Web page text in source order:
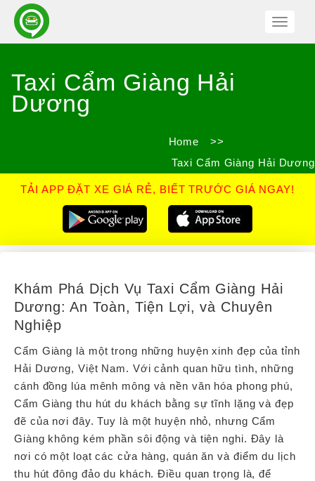
Toggle
Taxi Cẩm Giàng Hải
Dương
Home
>>
Taxi Cẩm Giàng Hải Dương
TẢI APP ĐẶT XE GIÁ RẺ, BIẾT TRƯỚC GIÁ NGAY!
Khám Phá Dịch Vụ Taxi Cẩm Giàng Hải
Dương: An Toàn, Tiện Lợi, và Chuyên
Nghiệp
Cẩm Giàng là một trong những huyện xinh đẹp của tỉnh
Hải Dương, Việt Nam. Với cảnh quan hữu tình, những
cánh đồng lúa mênh mông và nền văn hóa phong phú,
Cẩm Giàng thu hút du khách bằng sự tĩnh lặng và đẹp
đẽ của nơi đây. Tuy là một huyện nhỏ, nhưng Cẩm
Giàng không kém phần sôi động và tiện nghi. Đây là
nơi có một loạt các cửa hàng, quán ăn và điểm du lịch
thu hút đông đảo du khách. Điều quan trọng là, để